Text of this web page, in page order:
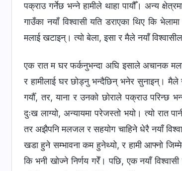
पक्राउ गर्नेछ भन्‍ने हामीले थाहा पायौँ। अन्य
गाउँका नयाँ विश्‍वासी यति डराएका थिए कि
मलाई खटाइन्। त्यो बेला, इसा र मैले नयाँ
एक रात म घर फर्कनुभन्दा अघि इसाले अचानक
र हामीलाई घर छोड्नु भन्दैछिन् भनेर सुनाइन्। मैले
गर्यौँ, तर, याना र उनको छोराले पक्राउ परिन्छ
दुःख लाग्यो, अन्यायमा परेजस्तो भयो। त्यो रात
तर अझैपनि मलजल र सहयोग चाहिने धेरै नयाँ
खडा हुने सम्भावना कम हुनेथ्यो, र हामी आफ्नो
कि भनी खोज्ने निर्णय गरेँ। पछि, एक नयाँ